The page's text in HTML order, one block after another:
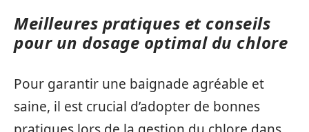
Meilleures pratiques et conseils
pour un dosage optimal du chlore
Pour garantir une baignade agréable et
saine, il est crucial d’adopter de bonnes